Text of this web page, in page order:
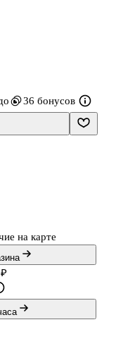
36 бонусов
на карте